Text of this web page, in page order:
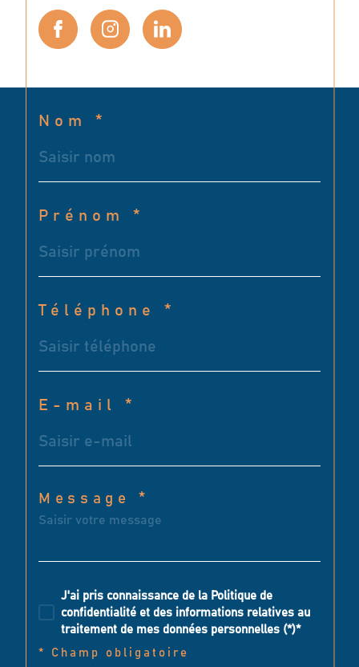
Nom *
Prénom *
Téléphone *
E-mail *
Message *
J'ai pris connaissance de la Politique de
confidentialité et des informations relatives au
traitement de mes données personnelles (*)*
* Champ obligatoire